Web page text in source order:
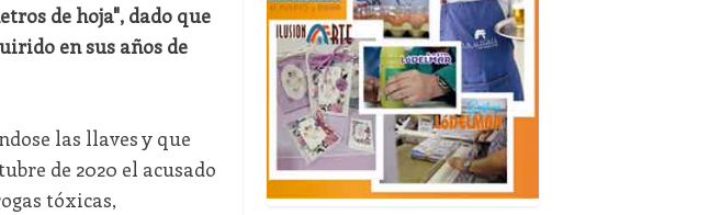
de hoja", dado que
en sus años de
las llaves y que
de 2020 el acusado
tóxicas,